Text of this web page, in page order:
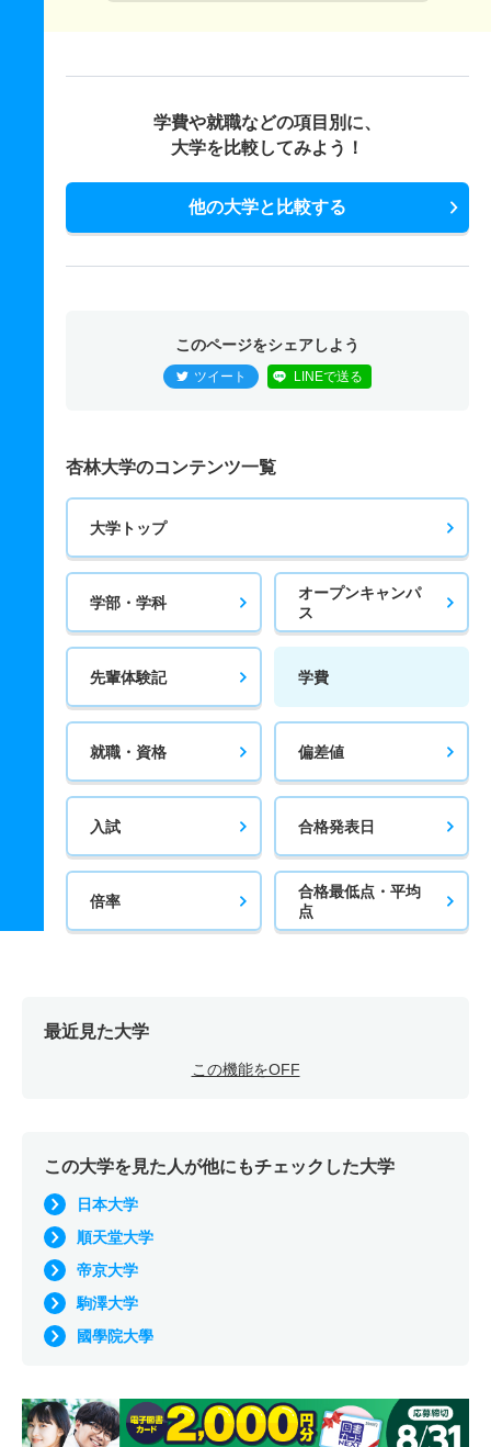
学費や就職などの項目別に、
大学を比較してみよう！
他の大学と比較する
このページをシェアしよう
ツイート LINEで送る
杏林大学のコンテンツ一覧
大学トップ
学部・学科
オープンキャンパ
ス
先輩体験記 学費
就職・資格 偏差値
入試 合格発表日
倍率
合格最低点・平均
点
最近見た大学
この機能をOFF
この大学を見た人が他にもチェックした大学
日本大学
順天堂大学
帝京大学
駒澤大学
國學院大學